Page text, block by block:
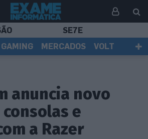
SE7E
GAMING MERCADOS
VOLT
anuncia novo
e
a Razer